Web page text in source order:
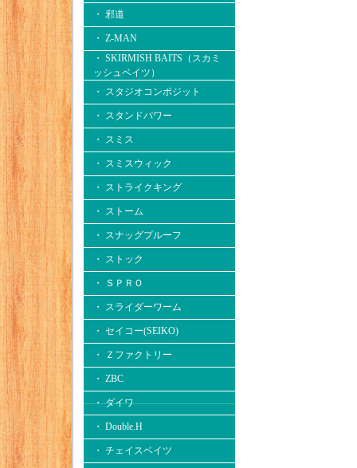
・ 邪道
・ Z-MAN
・ SKIRMISH BAITS（スカミ
ッシュベイツ）
・ スタジオコンポジット
・ スタンドパワー
・ スミス
・ スミスウィック
・ ストライクキング
・ ストーム
・ スナッグプルーフ
・ ストック
・ ＳＰＲＯ
・ スライダーワーム
・ セイコー(SEIKO)
・ Ｚファクトリー
・ ZBC
・ ダイワ
・ Double.H
・ チェイスベイツ